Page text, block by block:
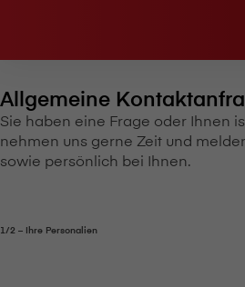
Allgemeine
Sie haben eine Frage oder Ihnen
nehmen uns gerne Zeit und
sowie persönlich bei Ihnen.
1/2 – Ihre Personalien